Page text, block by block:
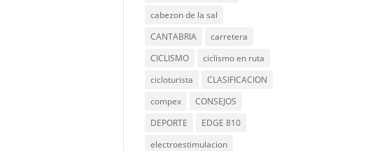
cabezon de la sal
CANTABRIA
carretera
CICLISMO
ciclismo en ruta
cicloturista
CLASIFICACION
compex
CONSEJOS
DEPORTE
EDGE 810
electroestimulacion